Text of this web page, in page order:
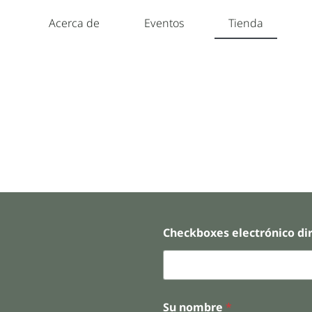
Acerca de Eventos Tienda
Checkboxes electrónico
Su nombre *